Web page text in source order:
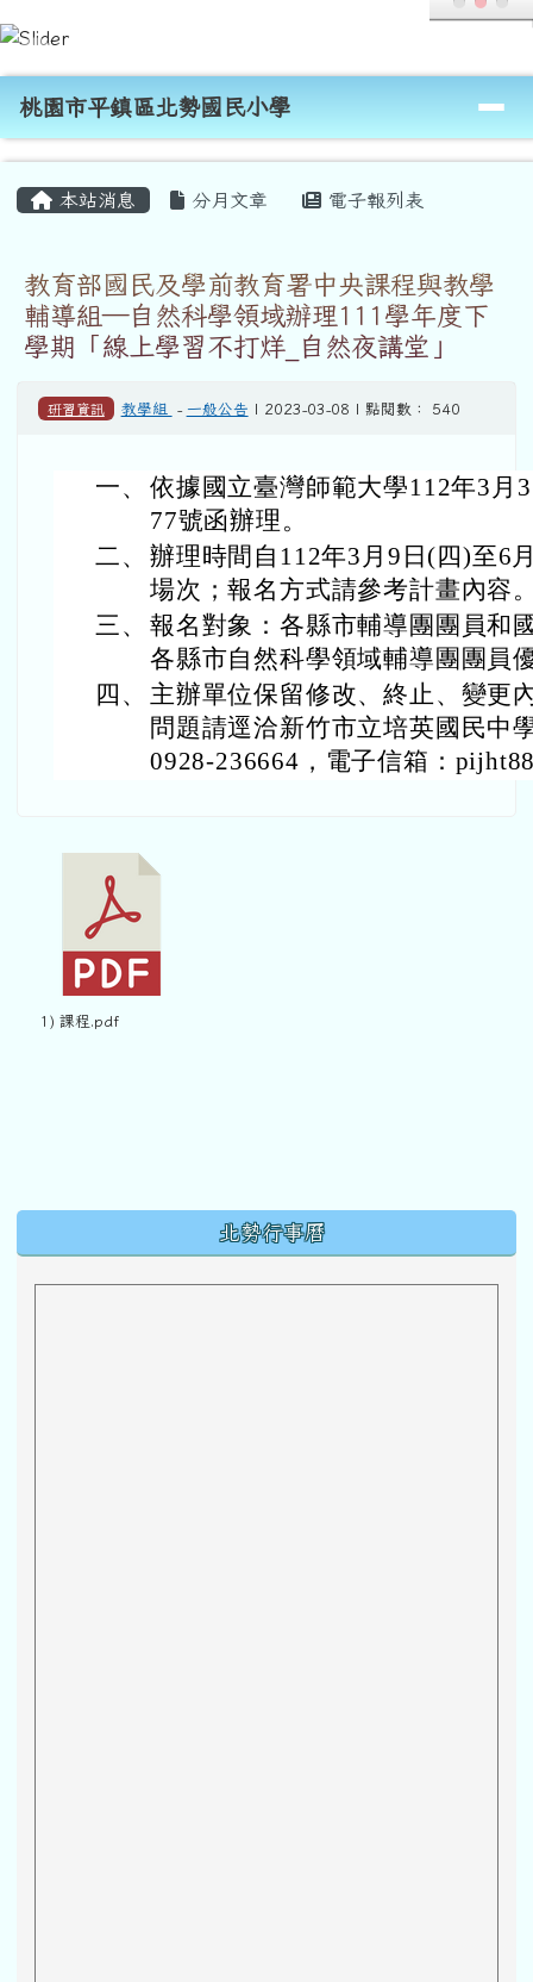
跳至主內容區
桃園市平鎮區北勢國民小學
導覽列
桃園市平鎮區北勢國民小學
本站消息 分月文章 電子報列表
教育部國民及學前教育署中央課程與教學
輔導組—自然科學領域辦理111學年度下
學期「線上學習不打烊_自然夜講堂」
研習資訊 教學組 - 一般公告 | 2023-03-08 | 點閱數： 540
一、 依據國立臺灣師範大學112年3月
77號函辦理。
二、 辦理時間自112年3月9日(四)至6
場次；報名方式請參考計畫內容
三、 報名對象：各縣市輔導團團員和
各縣市自然科學領域輔導團團員
四、
主辦單位保留修改、終止、變更
問題請逕洽新竹市立培英國民中
0928-236664，電子信箱：
1) 課程.pdf
北勢行事曆